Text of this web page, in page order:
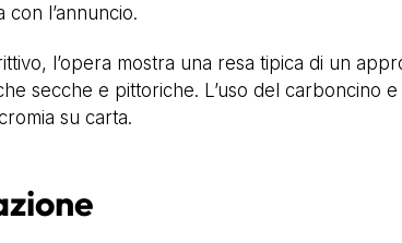
l’annuncio.
l’opera mostra una resa tipica di un
secche e pittoriche. L’uso del
su carta.